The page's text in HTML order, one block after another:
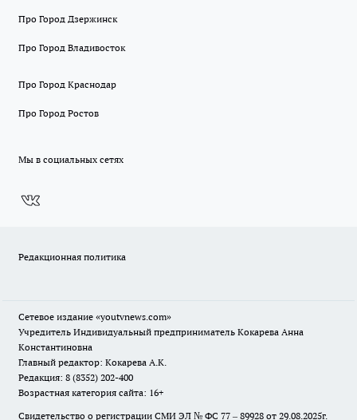
Про Город Дзержинск
Про Город Владивосток
Про Город Краснодар
Про Город Ростов
Мы в социальных сетях
Редакционная политика
Сетевое издание «youtvnews.com»
Учредитель Индивидуальный предприниматель Кокарева Анна
Константиновна
Главный редактор: Кокарева А.К.
Редакция: 8 (8352) 202-400
Возрастная категория сайта: 16+
Свидетельство о регистрации СМИ ЭЛ № ФС 77 – 89928 от 29.08.2025г.